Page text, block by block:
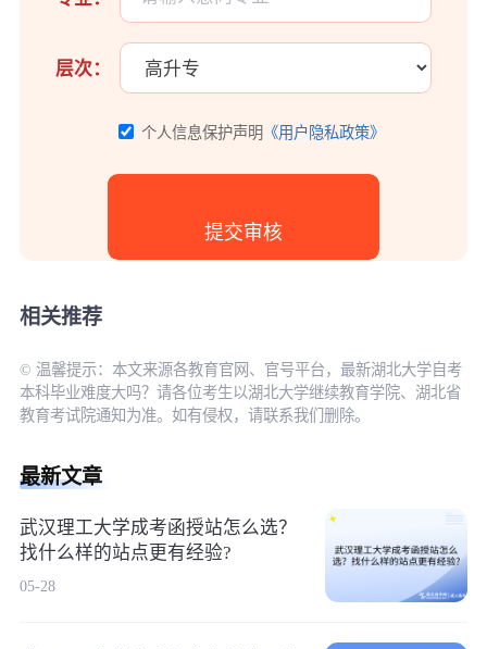
层次：
个人信息保护声明 《用户隐私政策》
相关推荐
© 温馨提示：本文来源各教育官网、官号平台，最新湖北大学自考
本科毕业难度大吗？请各位考生以湖北大学继续教育学院、湖北省
教育考试院通知为准。如有侵权，请联系我们删除。
最新文章
武汉理工大学成考函授站怎么选？
找什么样的站点更有经验?
05-28